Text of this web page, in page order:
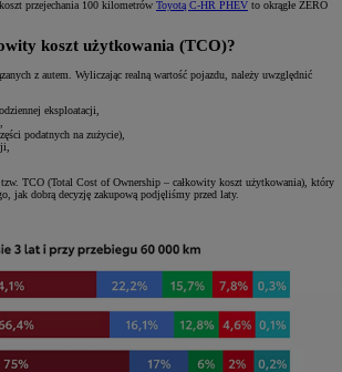
przejechania 100 kilometrów Toyotą C-HR PHEV to okrągłe ZERO
koszt użytkowania (TCO)?
z autem. Wyliczając realną wartość pojazdu, należy uwzględnić
eksploatacji,
podatnych na zużycie),
tzw. TCO (Total Cost of Ownership – całkowity koszt użytkowania), który
jak dobrą decyzję zakupową podjęliśmy przed laty.